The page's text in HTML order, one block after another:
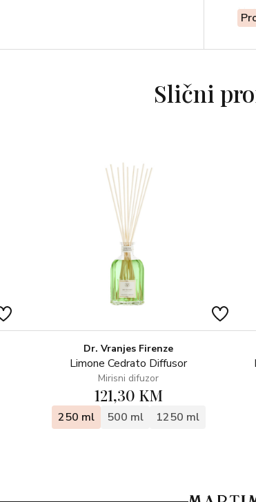
Slični
Dr. Vranjes Firenze
Limone Cedrato Diffusor
Mirisni difuzor
121,30 KM
250 ml 500 ml 1250 ml